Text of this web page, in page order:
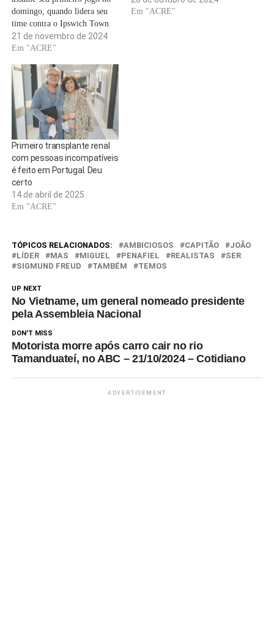
domingo, quando lidera seu
time contra o Ipswich Town
pela Premier League. O
treinador e ex-jogador
anunciado como substituto de
Erik ten Hag no comando dos
gigantes caídos este mês. A
Al…
21 de novembro de 2024
Em "ACRE"
para as partidas do Brasileirão
Em "ACRE"
Primeiro transplante renal
com pessoas incompatíveis
é feito em Portugal. Deu
certo
14 de abril de 2025
Em "ACRE"
TÓPICOS RELACIONADOS: AMBICIOSOS CAPITÃO
JOÃO
LÍDER
MAS MIGUEL PENAFIEL REALISTAS
SER
SIGMUND FREUD
TAMBÉM TEMOS
UP NEXT
No Vietname, um general nomeado presidente
pela Assembleia Nacional
DON'T MISS
Motorista morre após carro cair no rio
Tamanduateí, no ABC – 21/10/2024 – Cotidiano
ADVERTISEMENT